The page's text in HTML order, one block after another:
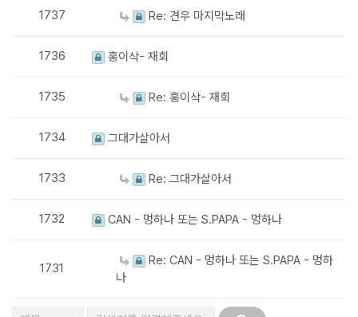
1737 Re: 견우 마지막노래
1736 홍이삭- 재회
1735 Re: 홍이삭- 재회
1734 그대가살아서
1733 Re: 그대가살아서
1732 CAN - 멍하나 또는 S.PAPA - 멍하나
1731
Re: CAN - 멍하나 또는 S.PAPA - 멍하
나